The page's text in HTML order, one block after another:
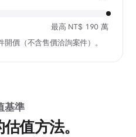
最高 NT$ 190 萬
價（不含售價洽詢案件）。
基準
值方法。